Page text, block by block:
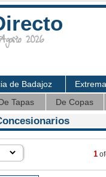
2026
de Badajoz
Tapas De Copas
1